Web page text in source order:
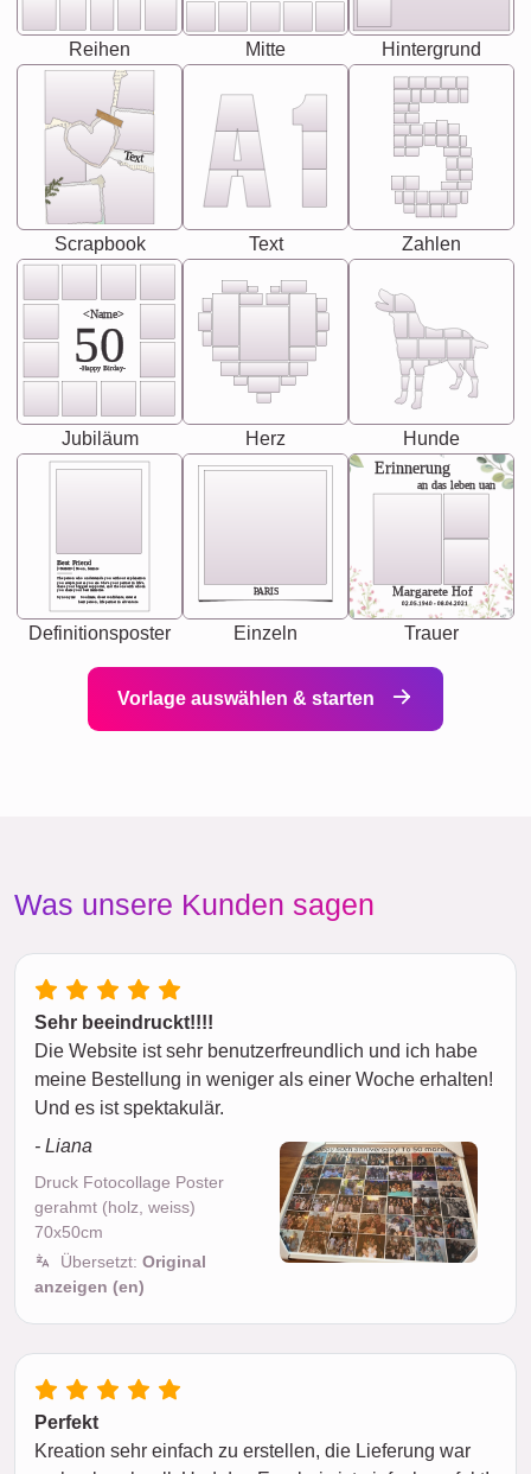
Reihen Mitte Hintergrund
Text
Scrapbook Text Zahlen
<Name>
50
-Happy Birday-
Jubiläum Herz Hunde
Best Friend
[<NAME>] Noun, feminie
Synonyms: Soulmate, closet confidante, sister at
heart person, life partner in adventure.
The person who understands you without explanation
you accepts just as you are. She's your partner in life's,
chaos your biggest supporter, and the one with whom
you share your best memories.
Definitionsposter
PARIS
Einzeln
Erinnerung
an das leben uan
Margarete Hof
02.05.1940 - 08.04.2021
Trauer
Vorlage auswählen & starten
Was unsere Kunden sagen
Sehr beeindruckt!!!!
Die Website ist sehr benutzerfreundlich und ich habe
meine Bestellung in weniger als einer Woche erhalten!
Und es ist spektakulär.
- Liana
Druck Fotocollage Poster
gerahmt (holz, weiss)
70x50cm
Übersetzt: Original
anzeigen (en)
Perfekt
Kreation sehr einfach zu erstellen, die Lieferung war